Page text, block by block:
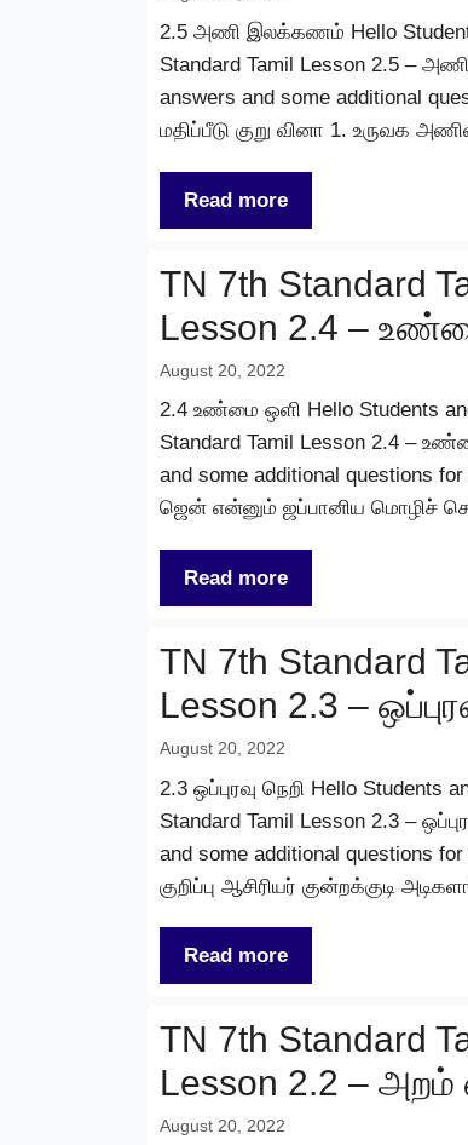
2.5 அணி இலக்கணம் Hello Students
Standard Tamil Lesson 2.5 –
answers and some additional
மதிப்பீடு குறு வினா 1. உருவக
Read more
TN 7th Standard
Lesson 2.4 –
August 20, 2022
2.4 உண்மை ஒளி Hello Students
Standard Tamil Lesson 2.4 –
and some additional questions
ஜென் என்னும் ஜப்பானிய மொழிச்
Read more
TN 7th Standard
Lesson 2.3 –
August 20, 2022
2.3 ஒப்புரவு நெறி Hello
Standard Tamil Lesson 2.3 –
and some additional questions
குறிப்பு ஆசிரியர் குன்றக்குடி
Read more
TN 7th Standard
Lesson 2.2 – அறம்
August 20, 2022